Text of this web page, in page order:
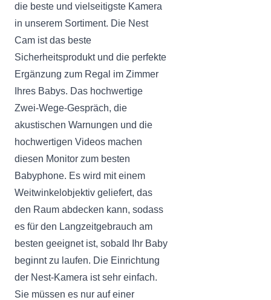
die beste und vielseitigste Kamera
in unserem Sortiment. Die Nest
Cam ist das beste
Sicherheitsprodukt und die perfekte
Ergänzung zum Regal im Zimmer
Ihres Babys. Das hochwertige
Zwei-Wege-Gespräch, die
akustischen Warnungen und die
hochwertigen Videos machen
diesen Monitor zum besten
Babyphone. Es wird mit einem
Weitwinkelobjektiv geliefert, das
den Raum abdecken kann, sodass
es für den Langzeitgebrauch am
besten geeignet ist, sobald Ihr Baby
beginnt zu laufen. Die Einrichtung
der Nest-Kamera ist sehr einfach.
Sie müssen es nur auf einer